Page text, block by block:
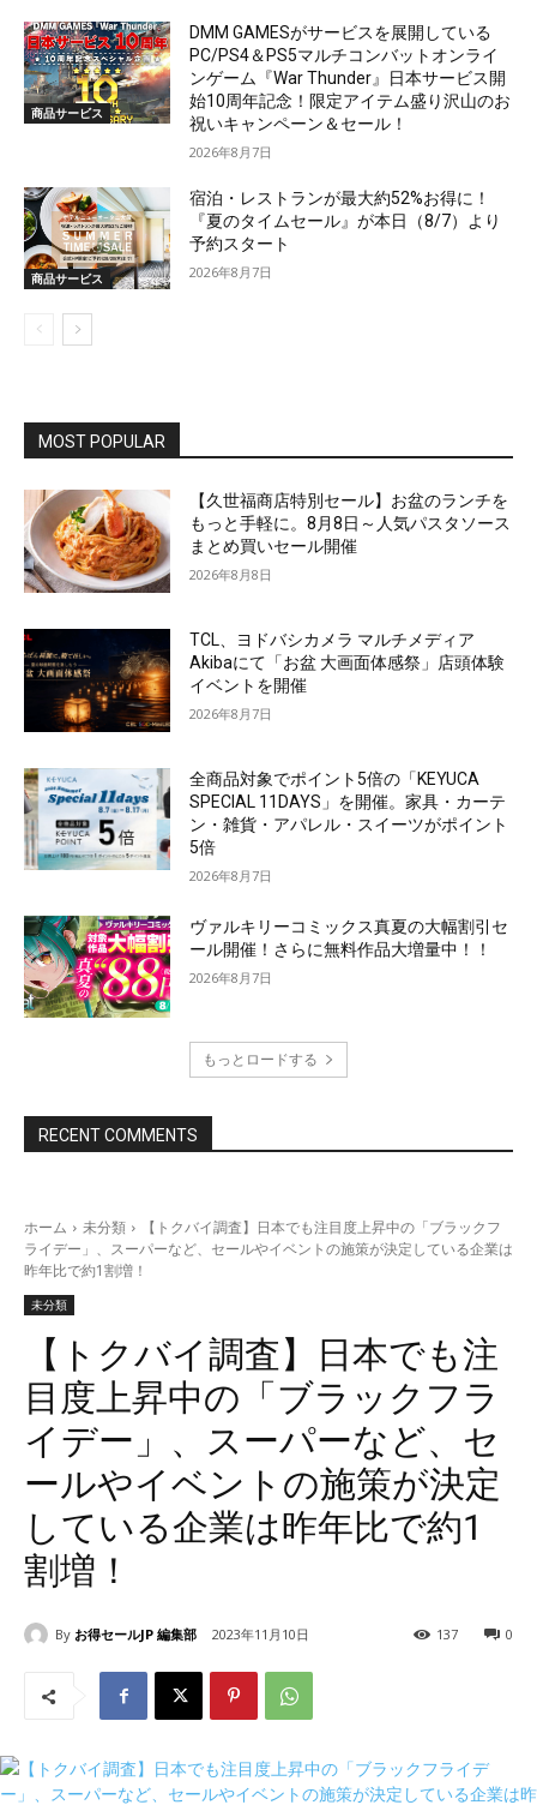
商品サービス
DMM GAMESがサービスを展開している
PC/PS4＆PS5マルチコンバットオンライ
ンゲーム『War Thunder』日本サービス開
始10周年記念！限定アイテム盛り沢山のお
祝いキャンペーン＆セール！
2026年8月7日
商品サービス
宿泊・レストランが最大約52%お得に！
『夏のタイムセール』が本日（8/7）より
予約スタート
2026年8月7日
MOST POPULAR
【久世福商店特別セール】お盆のランチを
もっと手軽に。8月8日～人気パスタソース
まとめ買いセール開催
2026年8月8日
TCL、ヨドバシカメラ マルチメディア
Akibaにて「お盆 大画面体感祭」店頭体験
イベントを開催
2026年8月7日
全商品対象でポイント5倍の「KEYUCA
SPECIAL 11DAYS」を開催。家具・カーテ
ン・雑貨・アパレル・スイーツがポイント
5倍
2026年8月7日
ヴァルキリーコミックス真夏の大幅割引セ
ール開催！さらに無料作品大増量中！！
2026年8月7日
もっとロードする
RECENT COMMENTS